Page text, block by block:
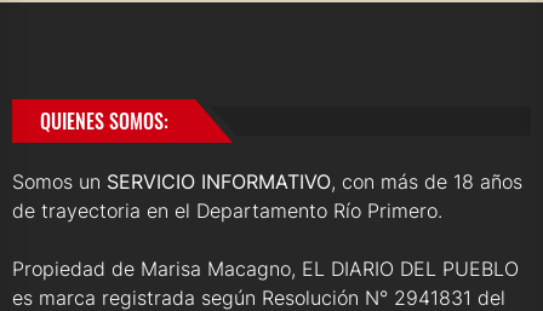
QUIENES SOMOS:
Somos un SERVICIO INFORMATIVO, con más de 18 años
de trayectoria en el Departamento Río Primero.
Propiedad de Marisa Macagno, EL DIARIO DEL PUEBLO
es marca registrada según Resolución N° 2941831 del